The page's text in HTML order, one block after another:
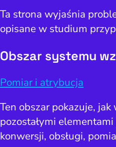
Ta strona wyjaśnia
opisane w studium
Obszar systemu
Pomiar i atrybucja
Ten obszar pokazuje, jak
pozostałymi
konwersji, obsługi,